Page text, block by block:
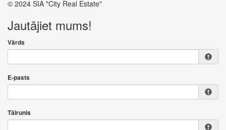
© 2024 SIA "City Real Estate"
Jautājiet mums!
Vārds
E-pasts
Tālrunis